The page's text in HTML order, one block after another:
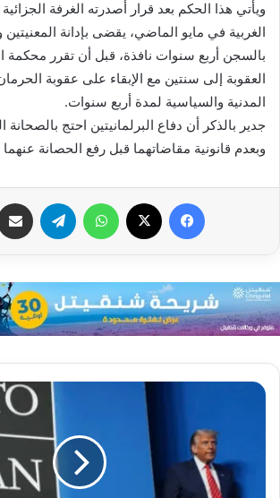
ويأتي هذا الحكم بعد قرار أصدرته الغرفة
الغربية في مايو الماضي، يقضى بإدانة المعنيتين
بالسجن أربع سنوات نافذة، قبل أن تقرر محكمة
العقوبة إلى سنتين مع الإبقاء على عقوبة
المدنية والسياسية لمدة أربع سنوات.
جدير بالذكر أن دفاع البرلمانيتين احتج بالصحانة
وبعدم قانونية مقاضاتهما قبل رفع الحصانة
فيسبوك واتساب تيلقرام